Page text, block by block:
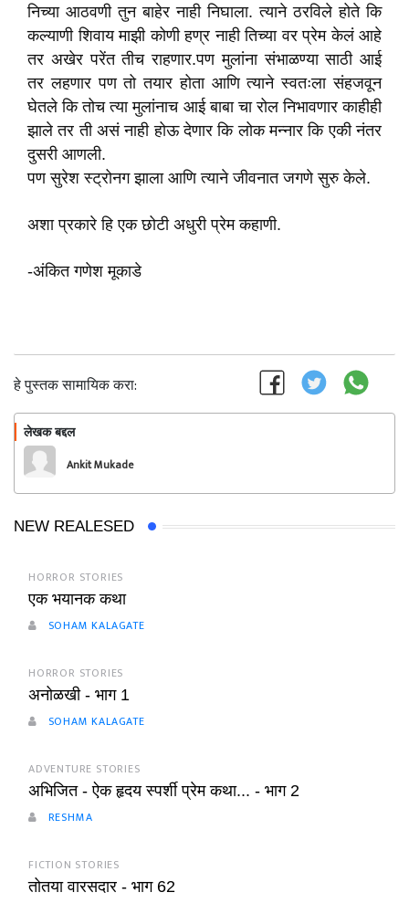
निच्या आठवणी तुन बाहेर नाही निघाला. त्याने ठरविले होते कि
कल्याणी शिवाय माझी कोणी हण्र नाही तिच्या वर प्रेम केलं आहे
तर अखेर परेंत तीच राहणार.पण मुलांना संभाळण्या साठी आई
तर लहणार पण तो तयार होता आणि त्याने स्वतःला संहजवून
घेतले कि तोच त्या मुलांनाच आई बाबा चा रोल निभावणार काहीही
झाले तर ती असं नाही होऊ देणार कि लोक मन्नार कि एकी नंतर
दुसरी आणली.
पण सुरेश स्ट्रोनग झाला आणि त्याने जीवनात जगणे सुरु केले.
अशा प्रकारे हि एक छोटी अधुरी प्रेम कहाणी.
-अंकित गणेश मूकाडे
हे पुस्तक सामायिक करा:
लेखक बद्दल
Ankit Mukade
NEW REALESED
HORROR STORIES
एक भयानक कथा
SOHAM KALAGATE
HORROR STORIES
अनोळखी - भाग 1
SOHAM KALAGATE
ADVENTURE STORIES
अभिजित - ऐक हृदय स्पर्शी प्रेम कथा... - भाग 2
RESHMA
FICTION STORIES
तोतया वारसदार - भाग 62